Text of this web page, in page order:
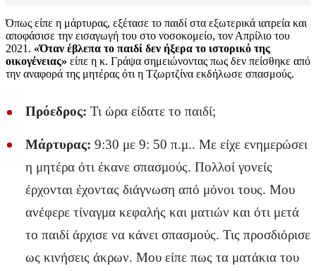
Όπως είπε η μάρτυρας, εξέτασε το παιδί στα εξωτερικά ιατρεία και
αποφάσισε την εισαγωγή του στο νοσοκομείο, τον Απρίλιο του
2021. «Όταν έβλεπα το παιδί δεν ήξερα το ιστορικό της
οικογένειας» είπε η κ. Γράψα σημειώνοντας πως δεν πείσθηκε από
την αναφορά της μητέρας ότι η Τζωρτζίνα εκδήλωσε σπασμούς.
Πρόεδρος: Τι ώρα είδατε το παιδί;
Μάρτυρας: 9:30 με 9: 50 π.μ.. Με είχε ενημερώσει
η μητέρα ότι έκανε σπασμούς. Πολλοί γονείς
έρχονται έχοντας διάγνωση από μόνοι τους. Μου
ανέφερε τίναγμα κεφαλής και ματιών και ότι μετά
το παιδί άρχισε να κάνει σπασμούς. Τις προσδιόρισε
ως κινήσεις άκρων. Μου είπε πως τα ματάκια του